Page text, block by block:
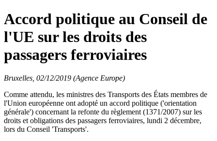
Accord politique au Conseil de
l'UE sur les droits des
passagers ferroviaires
Bruxelles, 02/12/2019 (Agence Europe)
Comme attendu, les ministres des Transports des États membres de
l'Union européenne ont adopté un accord politique ('orientation
générale') concernant la refonte du règlement (1371/2007) sur les
droits et obligations des passagers ferroviaires, lundi 2 décembre,
lors du Conseil 'Transports'.